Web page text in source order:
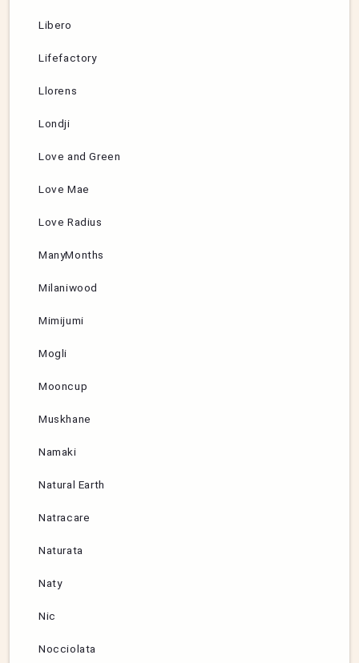
Libero
Lifefactory
Llorens
Londji
Love and Green
Love Mae
Love Radius
ManyMonths
Milaniwood
Mimijumi
Mogli
Mooncup
Muskhane
Namaki
Natural Earth
Natracare
Naturata
Naty
Nic
Nocciolata